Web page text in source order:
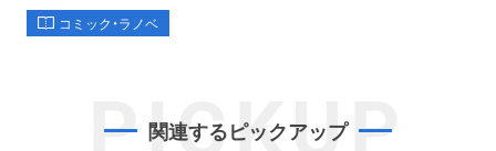
コミック・ラノベ
PICKUP
関連するピックアップ